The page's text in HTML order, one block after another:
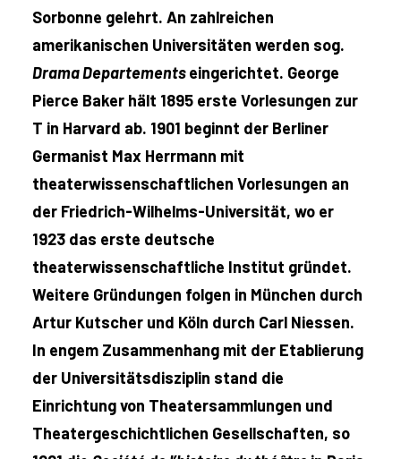
Sorbonne gelehrt. An zahlreichen
amerikanischen Universitäten werden sog.
Drama Departementseingerichtet. George
Pierce Baker hält 1895 erste Vorlesungen zur
T in Harvard ab. 1901 beginnt der Berliner
Germanist Max Herrmann mit
theaterwissenschaftlichen Vorlesungen an
der Friedrich-Wilhelms-Universität, wo er
1923 das erste deutsche
theaterwissenschaftliche Institut gründet.
Weitere Gründungen folgen in München durch
Artur Kutscher und Köln durch Carl Niessen.
In engem Zusammenhang mit der Etablierung
der Universitätsdisziplin stand die
Einrichtung von Theatersammlungen und
Theatergeschichtlichen Gesellschaften, so